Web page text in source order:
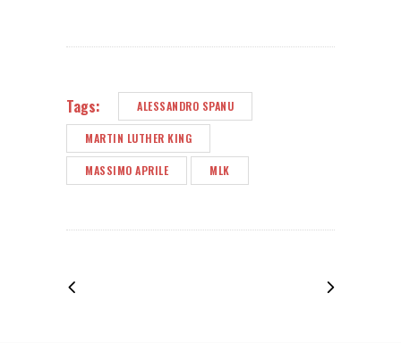
Tags: ALESSANDRO SPANU
MARTIN LUTHER KING
MASSIMO APRILE MLK